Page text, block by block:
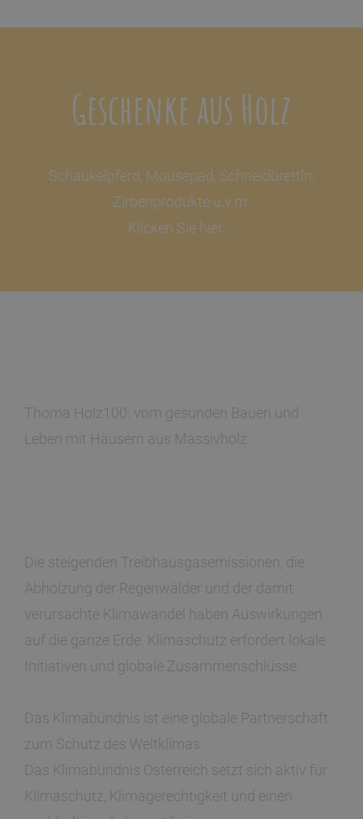
Geschenke aus Holz
Schaukelpferd, Mousepad, Schneidbrettln,
Zirbenprodukte u.v.m.
Klicken Sie hier ...
Thoma Holz100: vom gesunden Bauen und
Leben mit Häusern aus Massivholz.
Die steigenden Treibhausgasemissionen, die
Abholzung der Regenwälder und der damit
verursachte Klimawandel haben Auswirkungen
auf die ganze Erde. Klimaschutz erfordert lokale
Initiativen und globale Zusammenschlüsse.
Das Klimabündnis ist eine globale Partnerschaft
zum Schutz des Weltklimas.
Das Klimabündnis Österreich setzt sich aktiv für
Klimaschutz, Klimagerechtigkeit und einen